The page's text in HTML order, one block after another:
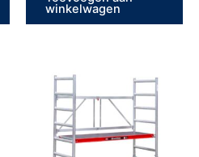
winkelwagen